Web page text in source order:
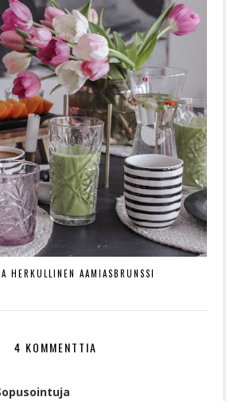
HERKULLINEN AAMIASBRUNSSI
4 KOMMENTTIA